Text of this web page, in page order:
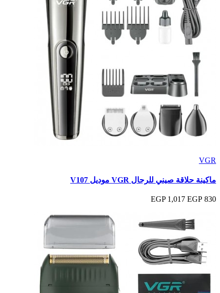
VGR
ماكينة حلاقة صيني للرجال VGR موديل V107
830 EGP
1,017 EGP